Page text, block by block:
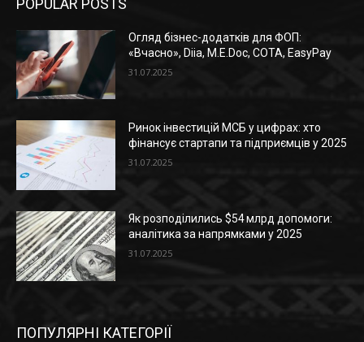
Огляд бізнес-додатків для ФОП:
«Вчасно», Diia, M.E.Doc, СОТА, EasyPay
31.07.2025
Ринок інвестицій МСБ у цифрах: хто
фінансує стартапи та підприємців у 2025
31.07.2025
Як розподілились $54 млрд допомоги:
аналітика за напрямками у 2025
31.07.2025
ПОПУЛЯРНІ КАТЕГОРІЇ